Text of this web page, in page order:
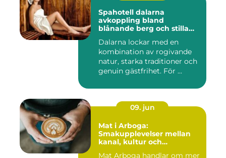
Spahotell dalarna
avkoppling bland
blånande berg och stilla
Dalarna lockar med en
kombination av rogivande
natur, starka traditioner och
genuin gästfrihet. För ...
09. jun
Mat i Arboga:
Smakupplevelser mellan
kanal, kultur och
Mat Arboga handlar om mer